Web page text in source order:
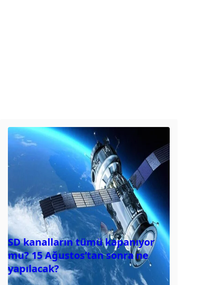
SD kanalların tümü kapanıyor
mu? 15 Ağustos’tan sonra ne
yapılacak?